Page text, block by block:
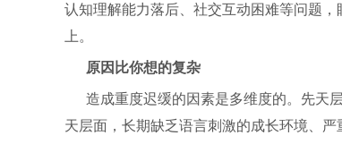
认知理解能力落后、社交互动困难等问题
上。
原因比你想的复杂
造成重度迟缓的因素是多维度的。先天
天层面，长期缺乏语言刺激的成长环境、